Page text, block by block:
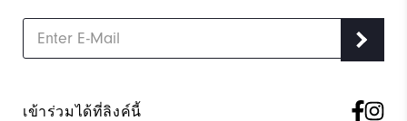
เข้าร่วมได้ที่ลิงค์นี้